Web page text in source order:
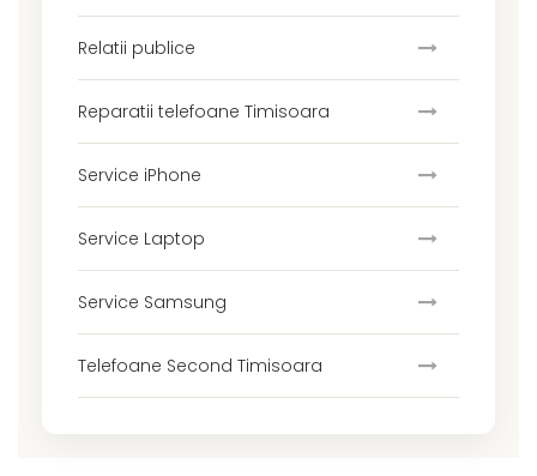
Relatii publice
Reparatii telefoane Timisoara
Service iPhone
Service Laptop
Service Samsung
Telefoane Second Timisoara